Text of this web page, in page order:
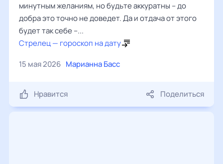
минутным желаниям, но будьте аккуратны – до
добра это точно не доведет. Да и отдача от этого
будет так себе –...
Стрелец — гороскоп на дату
15 мая 2026 Марианна Басс
Нравится Поделиться